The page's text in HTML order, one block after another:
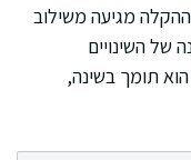
מגיעה משילוב
של השינויים
הוא תומך בשינה,